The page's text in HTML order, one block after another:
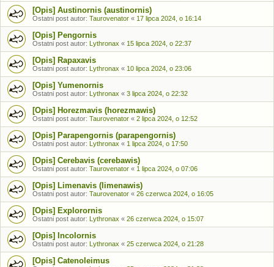
[Opis] Austinornis (austinornis)
Ostatni post autor: Taurovenator « 17 lipca 2024, o 16:14
[Opis] Pengornis
Ostatni post autor: Lythronax « 15 lipca 2024, o 22:37
[Opis] Rapaxavis
Ostatni post autor: Lythronax « 10 lipca 2024, o 23:06
[Opis] Yumenornis
Ostatni post autor: Lythronax « 3 lipca 2024, o 22:32
[Opis] Horezmavis (horezmawis)
Ostatni post autor: Taurovenator « 2 lipca 2024, o 12:52
[Opis] Parapengornis (parapengornis)
Ostatni post autor: Lythronax « 1 lipca 2024, o 17:50
[Opis] Cerebavis (cerebawis)
Ostatni post autor: Taurovenator « 1 lipca 2024, o 07:06
[Opis] Limenavis (limenawis)
Ostatni post autor: Taurovenator « 26 czerwca 2024, o 16:05
[Opis] Explorornis
Ostatni post autor: Lythronax « 26 czerwca 2024, o 15:07
[Opis] Incolornis
Ostatni post autor: Lythronax « 25 czerwca 2024, o 21:28
[Opis] Catenoleimus